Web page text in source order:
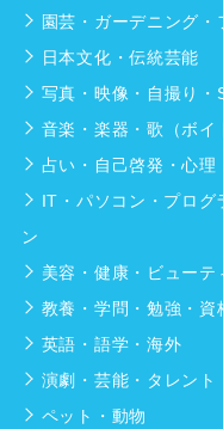
園芸・ガーデニング
日本文化・伝統芸能
写真・映像・自撮り・
音楽・楽器・歌（ボイ
占い・自己啓発・心理
IT・パソコン・プログ
ン
美容・健康・ビュー
教養・学問・勉強・資
英語・語学・海外
演劇・芸能・タレント
ペット・動物